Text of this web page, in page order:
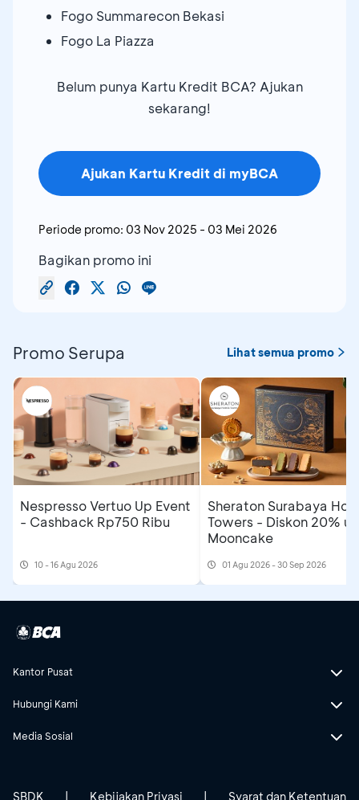
Fogo Summarecon Bekasi
Fogo La Piazza
Belum punya Kartu Kredit BCA? Ajukan
sekarang!
Ajukan Kartu Kredit di myBCA
Periode promo: 03 Nov 2025 - 03 Mei 2026
Bagikan promo ini
Promo Serupa Lihat semua promo
Nespresso Vertuo Up Event
- Cashback Rp750 Ribu
10 - 16 Agu 2026
Sheraton Surabaya
Towers - Diskon 20%
Mooncake
01 Agu 2026 - 30 Sep 2026
Kantor Pusat
Hubungi Kami
Media Sosial
SBDK | Kebijakan Privasi | Syarat dan Ketentuan